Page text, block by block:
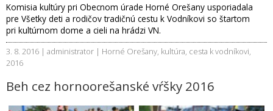
Komisia kultúry pri Obecnom úrade Horné Orešany usporiadala
pre Všetky deti a rodičov tradičnú cestu k Vodníkovi so štartom
pri kultúrnom dome a cieli na hrádzi VN.
3. 8. 2016 | administrator | Horné Orešany, kultúra, cesta k vodníkovi,
2016
Beh cez hornoorešanské vŕšky 2016